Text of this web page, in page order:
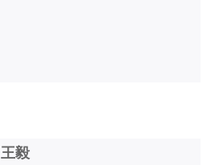
王毅